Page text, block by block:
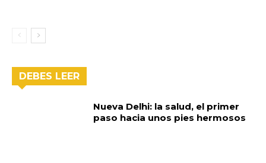
DEBES LEER
Nueva Delhi: la salud, el primer
paso hacia unos pies hermosos